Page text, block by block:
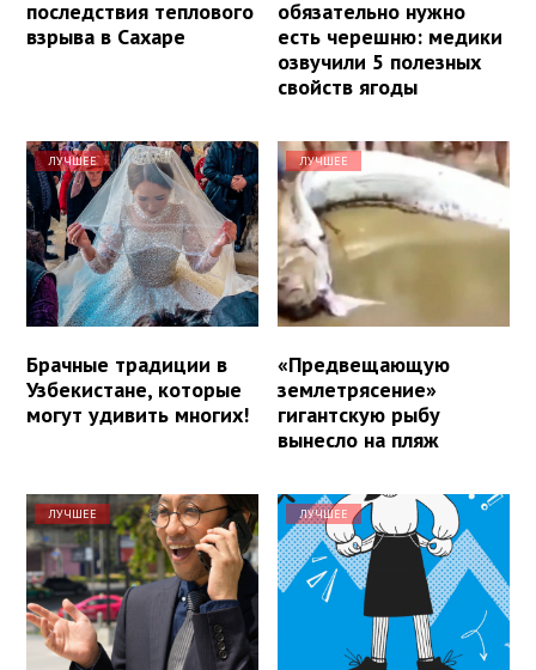
последствия теплового
взрыва в Сахаре
обязательно нужно
есть черешню: медики
озвучили 5 полезных
свойств ягоды
ЛУЧШЕЕ
Брачные традиции в
Узбекистане, которые
могут удивить многих!
ЛУЧШЕЕ
«Предвещающую
землетрясение»
гигантскую рыбу
вынесло на пляж
ЛУЧШЕЕ ЛУЧШЕЕ